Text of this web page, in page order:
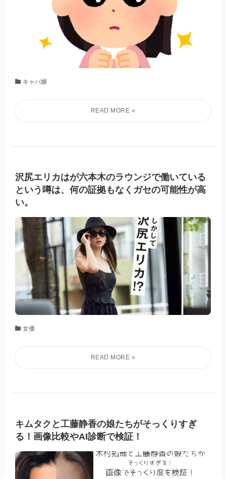
キャバ嬢
沢尻エリカはが六本木のラウンジで働いている
という噂は、何の証拠もなくガセの可能性が高
い。
女優
キムタクと工藤静香の娘たちがそっくりすぎ
る！画像比較やAI診断で検証！